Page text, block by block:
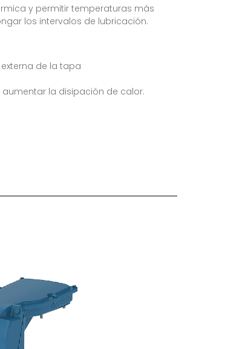
y permitir temperaturas más
los intervalos de lubricación.
de la tapa
la disipación de calor.